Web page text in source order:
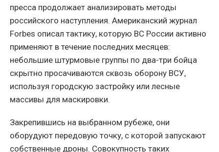
пресса продолжает анализировать методы
российского наступления. Американский журнал
Forbes описал тактику, которую ВС России активно
применяют в течение последних месяцев:
небольшие штурмовые группы по два-три бойца
скрытно просачиваются сквозь оборону ВСУ,
используя городскую застройку или лесные
массивы для маскировки.
Закрепившись на выбранном рубеже, они
оборудуют передовую точку, с которой запускают
собственные дроны. Совокупность таких